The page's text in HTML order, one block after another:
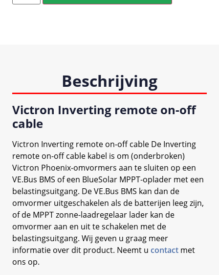
Beschrijving
Victron Inverting remote on-off
cable
Victron Inverting remote on-off cable De Inverting
remote on-off cable kabel is om (onderbroken)
Victron Phoenix-omvormers aan te sluiten op een
VE.Bus BMS of een BlueSolar MPPT-oplader met een
belastingsuitgang. De VE.Bus BMS kan dan de
omvormer uitgeschakelen als de batterijen leeg zijn,
of de MPPT zonne-laadregelaar lader kan de
omvormer aan en uit te schakelen met de
belastingsuitgang. Wij geven u graag meer
informatie over dit product. Neemt u contact met
ons op.